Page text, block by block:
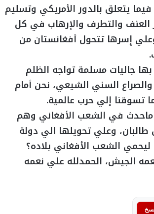
يتعلق بالدور الأمريكي وتسليم
العنف والتطرف والإرهاب في كل
إِسرها تتحول أفغانستان من
جاليات مسلمة تواجه الظلم
السني الشيعي، نحن أمام
تسوقنا إلي حرب عالمية.
ماحدث في الشعب الأفغاني وهم
وعلي تحويلها الي دولة
الشعب الأفغاني بلاده؟
الجيش، الحمدلله علي نعمه